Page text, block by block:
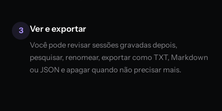
3 Ver e exportar
Você pode revisar sessões gravadas depois,
pesquisar, renomear, exportar como TXT, Markdown
ou JSON e apagar quando não precisar mais.